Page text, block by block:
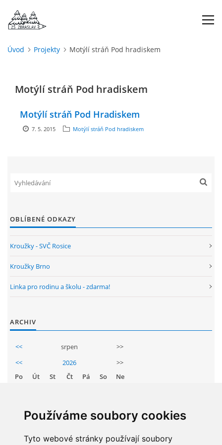
Používáme soubory cookies
Tyto webové stránky používají soubory
O NÁS
ŠKOLNÍ ROK
ŠKOLSKÁ RADA
ENVIRONMENTÁLNÍ VÝCHOVA
FOTOALBUM
ŠKOLNÍ JÍDELNA
ARCHIV
Úvod Projekty Motýlí stráň Pod hradiskem
Motýlí stráň Pod hradiskem
Motýlí stráň Pod Hradiskem
7. 5. 2015 Motýlí stráň Pod hradiskem
OBLÍBENÉ ODKAZY
Kroužky - SVČ Rosice
Kroužky Brno
Linka pro rodinu a školu - zdarma!
ARCHIV
<< srpen
>>
<<
2026
>>
Po
Út St Čt Pá So
Ne
11 12 13 14 15
16
18 19 20 21 22 23